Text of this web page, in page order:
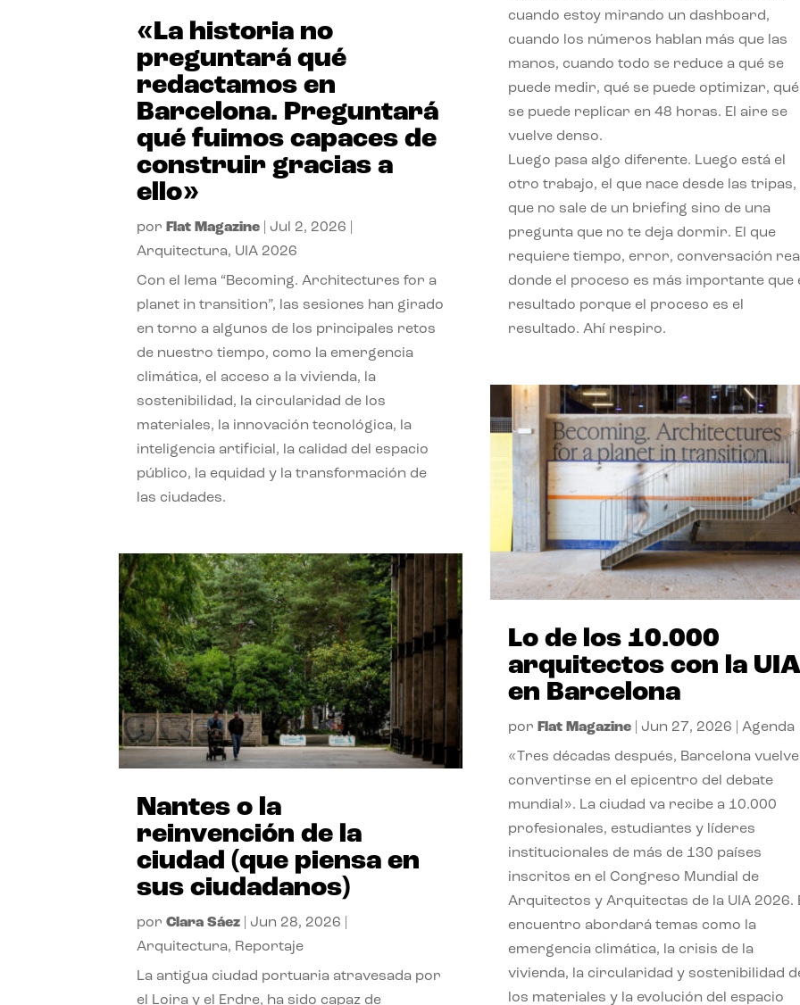
«La historia no
preguntará qué
redactamos en
Barcelona. Preguntará
qué fuimos capaces de
construir gracias a
ello»
por Flat Magazine Jul 2, 2026
Arquitectura, UIA 2026
Con el lema “Becoming. Architectures for a
planet in transition”, las sesiones han girado
en torno a algunos de los principales retos
de nuestro tiempo, como la emergencia
climática, el acceso a la vivienda, la
sostenibilidad, la circularidad de los
materiales, la innovación tecnológica, la
inteligencia artificial, la calidad del espacio
público, la equidad y la transformación de
las ciudades.
Nantes o la
reinvención de la
ciudad (que piensa en
sus ciudadanos)
porClara Sáez Jun 28, 2026
Arquitectura, Reportaje
La antigua ciudad portuaria atravesada por
el Loira y el Erdre, ha sido capaz de
cuando estoy mirando un dashboard,
cuando los números hablan más que las
manos, cuando todo se reduce a qué se
puede medir, qué se puede optimizar, qué
se puede replicar en 48 horas. El aire se
vuelve denso.
Luego pasa algo diferente. Luego está el
otro trabajo, el que nace desde las tripas,
que no sale de un briefing sino de una
pregunta que no te deja dormir. El que
requiere tiempo, error, conversación
donde el proceso es más importante que
resultado porque el proceso es el
resultado. Ahí respiro.
Lo de los 10.000
arquitectos con la UIA
en Barcelona
por Flat Magazine| Jun 27, 2026 Agenda
«Tres décadas después, Barcelona vuelve
convertirse en el epicentro del debate
mundial». La ciudad va recibe a 10.000
profesionales, estudiantes y líderes
institucionales de más de 130 países
inscritos en el Congreso Mundial de
Arquitectos y Arquitectas de la UIA 2026.
encuentro abordará temas como la
emergencia climática, la crisis de la
vivienda, la circularidad y sostenibilidad
los materiales y la evolución del espacio